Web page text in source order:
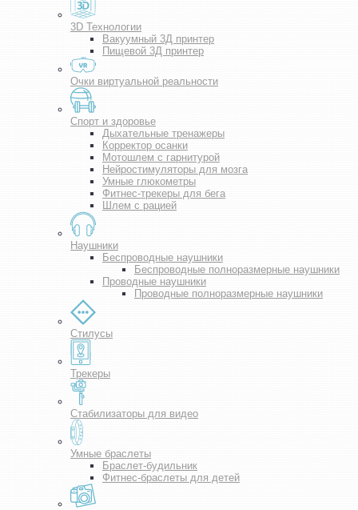
3D Технологии
Вакуумный 3Д принтер
Пищевой 3Д принтер
Очки виртуальной реальности
Спорт и здоровье
Дыхательные тренажеры
Корректор осанки
Мотошлем с гарнитурой
Нейростимуляторы для мозга
Умные глюкометры
Фитнес-трекеры для бега
Шлем с рацией
Наушники
Беспроводные наушники
Беспроводные полноразмерные наушники
Проводные наушники
Проводные полноразмерные наушники
Стилусы
Трекеры
Стабилизаторы для видео
Умные браслеты
Браслет-будильник
Фитнес-браслеты для детей